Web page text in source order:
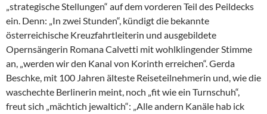
„strategische Stellungen“ auf dem vorderen Teil des Peildecks
ein. Denn: „In zwei Stunden“, kündigt die bekannte
österreichische Kreuzfahrtleiterin und ausgebildete
Opernsängerin Romana Calvetti mit wohlklingender Stimme
an, „werden wir den Kanal von Korinth erreichen“. Gerda
Beschke, mit 100 Jahren älteste Reiseteilnehmerin und, wie die
waschechte Berlinerin meint, noch „fit wie ein Turnschuh“,
freut sich „mächtich jewaltich“: „Alle andern Kanäle hab ick